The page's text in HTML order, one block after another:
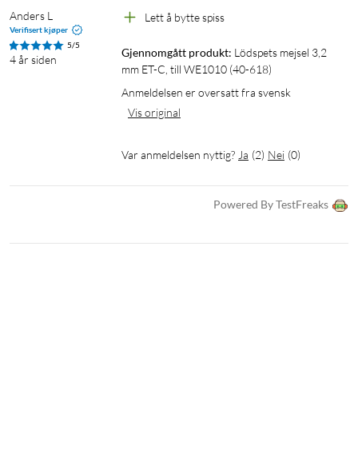
Anders L
Verifisert kjøper
5/5
4 år siden
Lett å bytte spiss
Gjennomgått produkt: Lödspets mejsel 3,2
mm ET-C, till WE1010 (40-618)
Anmeldelsen er oversatt fra svensk
Vis original
Var anmeldelsen nyttig? Ja (2) Nei (0)
Powered By TestFreaks